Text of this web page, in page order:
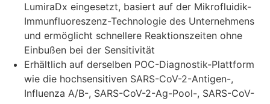
LumiraDx eingesetzt, basiert auf der Mikrofluidik-
Immunfluoreszenz-Technologie des Unternehmens
und ermöglicht schnellere Reaktionszeiten ohne
Einbußen bei der Sensitivität
Erhältlich auf derselben POC-Diagnostik-Plattform
wie die hochsensitiven SARS-CoV-2-Antigen-,
Influenza A/B-, SARS-CoV-2-Ag-Pool-, SARS-CoV-